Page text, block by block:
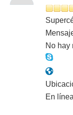
No hay
En línea